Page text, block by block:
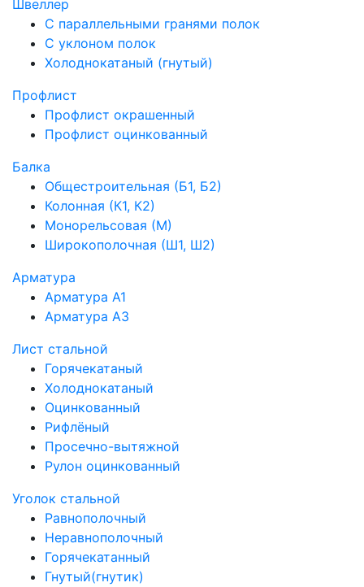
Швеллер
С параллельными гранями полок
С уклоном полок
Холоднокатаный (гнутый)
Профлист
Профлист окрашенный
Профлист оцинкованный
Балка
Общестроительная (Б1, Б2)
Колонная (К1, К2)
Монорельсовая (М)
Широкополочная (Ш1, Ш2)
Арматура
Арматура А1
Арматура А3
Лист стальной
Горячекатаный
Холоднокатаный
Оцинкованный
Рифлёный
Просечно-вытяжной
Рулон оцинкованный
Уголок стальной
Равнополочный
Неравнополочный
Горячекатанный
Гнутый(гнутик)